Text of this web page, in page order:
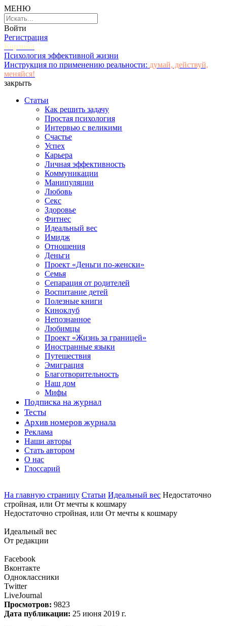
МЕНЮ
Войти
Регистрация
Корзина
Психология эффективной жизни
Инструкция по применению реальности: думай, действуй,
меняйся!
закрыть
Статьи
Как решить задачу
Простая психология
Интервью с великими
Счастье
Успех
Карьера
Личная эффективность
Коммуникации
Манипуляции
Любовь
Секс
Здоровье
Фитнес
Идеальный вес
Имидж
Отношения
Деньги
Проект «Деньги по-женски»
Семья
Сепарация от родителей
Воспитание детей
Полезные книги
Киноклуб
Непознанное
Любимцы
Проект «Жизнь за границей»
Иностранные языки
Путешествия
Эмиграция
Благотворительность
Наш дом
Мифы
Подписка на журнал
Тесты
Архив номеров журнала
Реклама
Наши авторы
Стать автором
О нас
Глоссарий
На главную страницу Статьи Идеальный вес Недостаточно
стройная, или От мечты к кошмару
Недостаточно стройная, или От мечты к кошмару
Идеальный вес
От редакции
Facebook
Вконтакте
Одноклассники
Twitter
LiveJournal
Просмотров: 9823
Дата публикации: 25 июня 2019 г.